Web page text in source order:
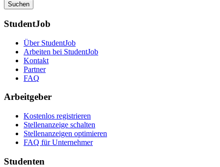
Suchen
StudentJob
Über StudentJob
Arbeiten bei StudentJob
Kontakt
Partner
FAQ
Arbeitgeber
Kostenlos registrieren
Stellenanzeige schalten
Stellenanzeigen optimieren
FAQ für Unternehmer
Studenten